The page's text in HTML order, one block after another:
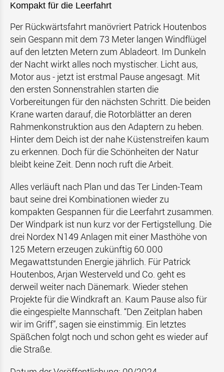
Kompakt für die Leerfahrt
Per Rückwärtsfahrt manövriert Patrick Houtenbos
sein Gespann mit dem 73 Meter langen Windflügel
auf den letzten Metern zum Abladeort. Im Dunkeln
der Nacht wirkt alles noch mystischer. Licht aus,
Motor aus - jetzt ist erstmal Pause angesagt. Mit
den ersten Sonnenstrahlen starten die
Vorbereitungen für den nächsten Schritt. Die beiden
Krane warten darauf, die Rotorblätter an deren
Rahmenkonstruktion aus den Adaptern zu heben.
Hinter dem Deich ist der nahe Küstenstreifen kaum
zu erkennen. Doch für die Schönheiten der Natur
bleibt keine Zeit. Denn noch ruft die Arbeit.
Alles verläuft nach Plan und das Ter Linden-Team
baut seine drei Kombinationen wieder zu
kompakten Gespannen für die Leerfahrt zusammen.
Der Windpark ist nun kurz vor der Fertigstellung. Die
drei Nordex N149 Anlagen mit einer Masthöhe von
125 Metern erzeugen zukünftig 60.000
Megawattstunden Energie jährlich. Für Patrick
Houtenbos, Arjan Westerveld und Co. geht es
derweil weiter nach Dänemark. Wieder stehen
Projekte für die Windkraft an. Kaum Pause also für
die eingespielte Mannschaft. “Den Zeitplan haben
wir im Griff”, sagen sie einstimmig. Ein letztes
Späßchen folgt noch und schon geht es wieder auf
die Straße.